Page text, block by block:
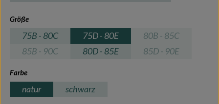
Größeauswählen
75B - 80C 75D - 80E 80B - 85C
(Diese Option ist
85B - 90C
(Diese Option ist zurzeit nicht verfügbar.)
80D - 85E 85D - 90E
(Diese Option ist
Farbeauswählen
natur schwarz